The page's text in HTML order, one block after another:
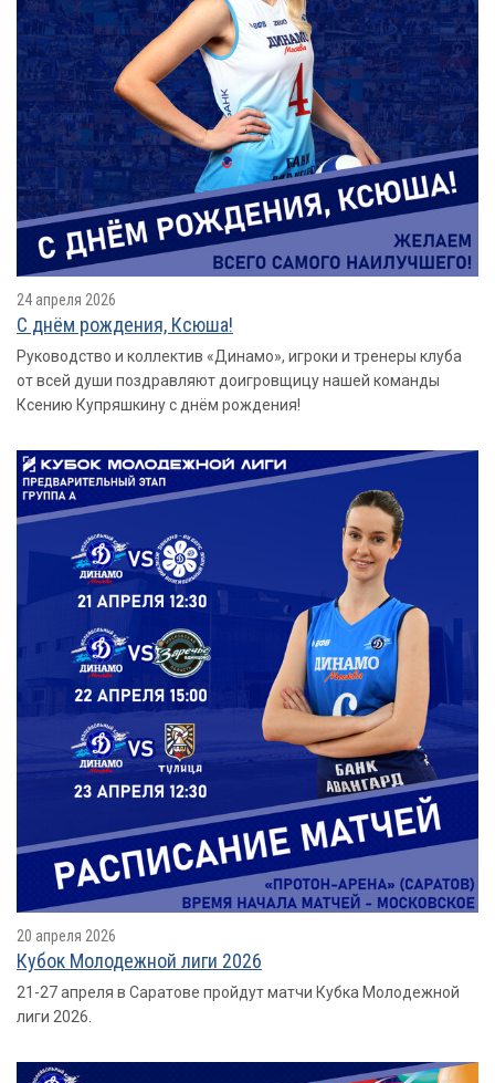
24 апреля 2026
С днём рождения, Ксюша!
Руководство и коллектив «Динамо», игроки и тренеры клуба
от всей души поздравляют доигровщицу нашей команды
Ксению Купряшкину с днём рождения!
20 апреля 2026
Кубок Молодежной лиги 2026
21-27 апреля в Саратове пройдут матчи Кубка Молодежной
лиги 2026.